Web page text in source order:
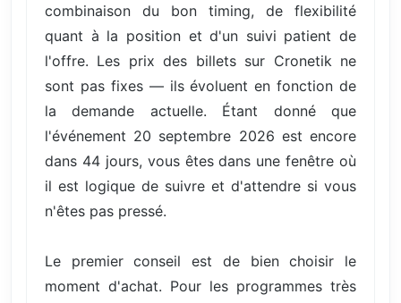
combinaison du bon timing, de flexibilité
quant à la position et d'un suivi patient de
l'offre. Les prix des billets sur Cronetik ne
sont pas fixes — ils évoluent en fonction de
la demande actuelle. Étant donné que
l'événement 20 septembre 2026 est encore
dans 44 jours, vous êtes dans une fenêtre où
il est logique de suivre et d'attendre si vous
n'êtes pas pressé.
Le premier conseil est de bien choisir le
moment d'achat. Pour les programmes très